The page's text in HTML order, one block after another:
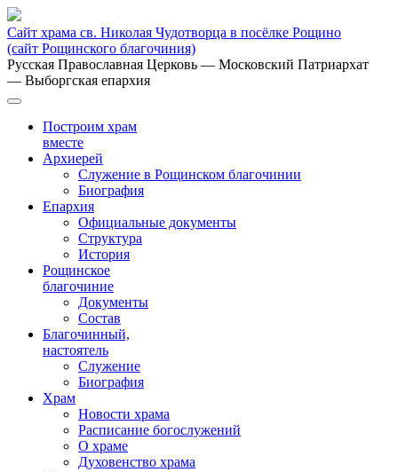
Сайт храма св. Николая Чудотворца в посёлке Рощино
(сайт Рощинского благочиния)
Русская Православная Церковь — Московский Патриархат
— Выборгская епархия
Построим храм
вместе
Архиерей
Служение в Рощинском благочинии
Биография
Епархия
Официальные документы
Структура
История
Рощинское
благочиние
Документы
Состав
Благочинный,
настоятель
Служение
Биография
Храм
Новости храма
Расписание богослужений
О храме
Духовенство храма